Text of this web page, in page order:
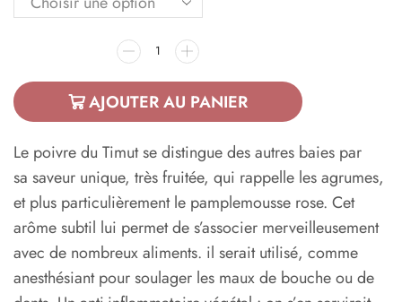
AJOUTER AU PANIER
Le poivre du Timut se distingue des autres baies par
sa saveur unique, très fruitée, qui rappelle les agrumes,
et plus particulièrement le pamplemousse rose. Cet
arôme subtil lui permet de s’associer merveilleusement
avec de nombreux aliments. il serait utilisé, comme
anesthésiant pour soulager les maux de bouche ou de